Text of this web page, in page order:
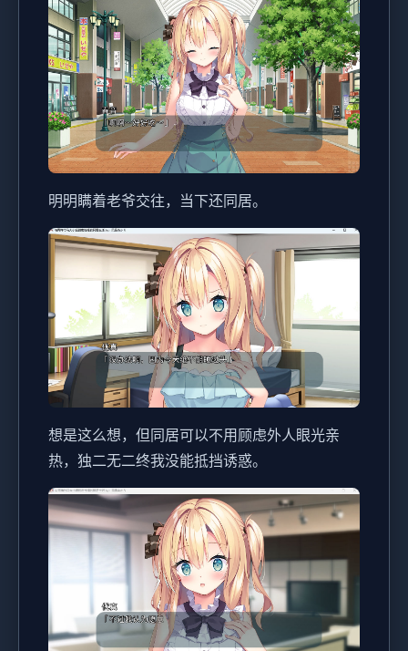
明明瞒着老爷交往，当下还同居。
想是这么想，但同居可以不用顾虑外人眼光亲
热，独二无二终我没能抵挡诱惑。